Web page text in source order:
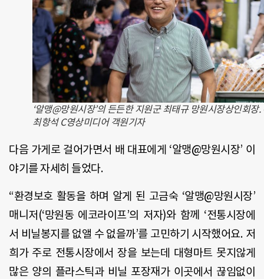
‘알맹@망원시장’의 든든한 지원군 최태규 망원시장상인회
최항석 C영상미디어 객원기자
다음 가게로 걸어가면서 배 대표에게 ‘알맹@망원시장’ 이
야기를 자세히 들었다.
“환경보호 활동을 하며 알게 된 고금숙 ‘알맹@망원시장’
매니저 (‘망원동 에코라이프’의 저자)와 함께 ‘전통시장에
서 비닐봉지를 없앨 수 없을까’를 고민하기 시작했어요. 저
희가 주로 전통시장에서 장을 보는데 대형마트 못지않게
많은 양의 플라스틱과 비닐 포장재가 이곳에서 끊임없이